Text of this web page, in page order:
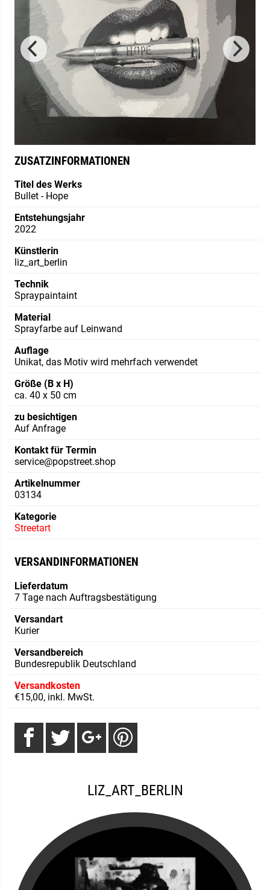
ZUSATZINFORMATIONEN
Titel des Werks
Bullet - Hope
Entstehungsjahr
2022
Künstlerin
liz_art_berlin
Technik
Spraypaintaint
Material
Sprayfarbe auf Leinwand
Auflage
Unikat, das Motiv wird mehrfach verwendet
Größe (B x H)
ca. 40 x 50 cm
zu besichtigen
Auf Anfrage
Kontakt für Termin
service@popstreet.shop
Artikelnummer
03134
Kategorie
Streetart
VERSANDINFORMATIONEN
Lieferdatum
7 Tage nach Auftragsbestätigung
Versandart
Kurier
Versandbereich
Bundesrepublik Deutschland
Versandkosten
€15,00, inkl. MwSt.
LIZ_ART_BERLIN